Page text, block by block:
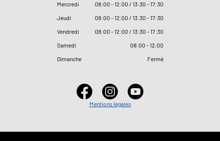
Mercredi
08:00 - 12:00 / 13:30 - 17:30
Jeudi
08:00 - 12:00 / 13:30 - 17:30
Vendredi
08:00 - 12:00 / 13:30 - 17:30
Samedi
08:00 - 12:00
Dimanche
Fermé
Mentions légales